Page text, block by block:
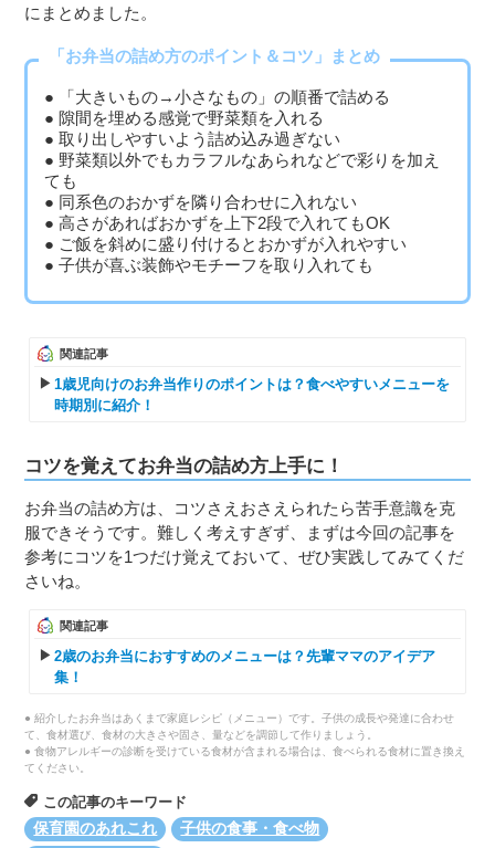
にまとめました。
「お弁当の詰め方のポイント＆コツ」まとめ
「大きいもの→小さなもの」の順番で詰める
隙間を埋める感覚で野菜類を入れる
取り出しやすいよう詰め込み過ぎない
野菜類以外でもカラフルなあられなどで彩りを加え
ても
同系色のおかずを隣り合わせに入れない
高さがあればおかずを上下2段で入れてもOK
ご飯を斜めに盛り付けるとおかずが入れやすい
子供が喜ぶ装飾やモチーフを取り入れても
関連記事
1歳児向けのお弁当作りのポイントは？食べやすいメニューを
時期別に紹介！
コツを覚えてお弁当の詰め方上手に！
お弁当の詰め方は、コツさえおさえられたら苦手意識を克
服できそうです。難しく考えすぎず、まずは今回の記事を
参考にコツを1つだけ覚えておいて、ぜひ実践してみてくだ
さいね。
関連記事
2歳のお弁当におすすめのメニューは？先輩ママのアイデア
集！
● 紹介したお弁当はあくまで家庭レシピ（メニュー）です。子供の成長や発達に合わせ
て、食材選び、食材の大きさや固さ、量などを調節して作りましょう。
● 食物アレルギーの診断を受けている食材が含まれる場合は、食べられる食材に置き換え
てください。
この記事のキーワード
保育園のあれこれ
子供の食事・食べ物